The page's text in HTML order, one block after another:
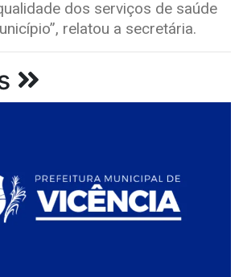
dos serviços de saúde
relatou a secretária.